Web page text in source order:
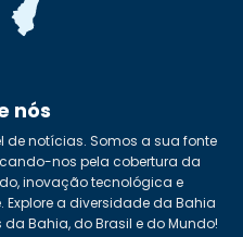
nós
de notícias. Somos a sua fonte
nos pela cobertura da
inovação tecnológica e
a diversidade da Bahia
Bahia, do Brasil e do Mundo!